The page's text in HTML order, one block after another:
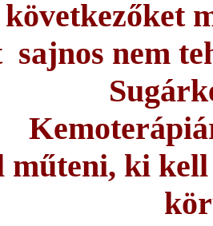
következőket
sajnos nem
ki kell